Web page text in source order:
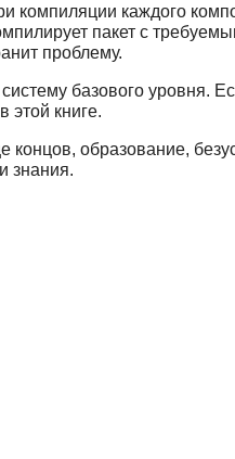
каждого
пакет с
проблему.
базового уровня.
этой книге.
концов, образование,
знания.